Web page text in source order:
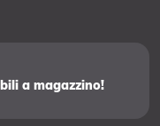
a magazzino!